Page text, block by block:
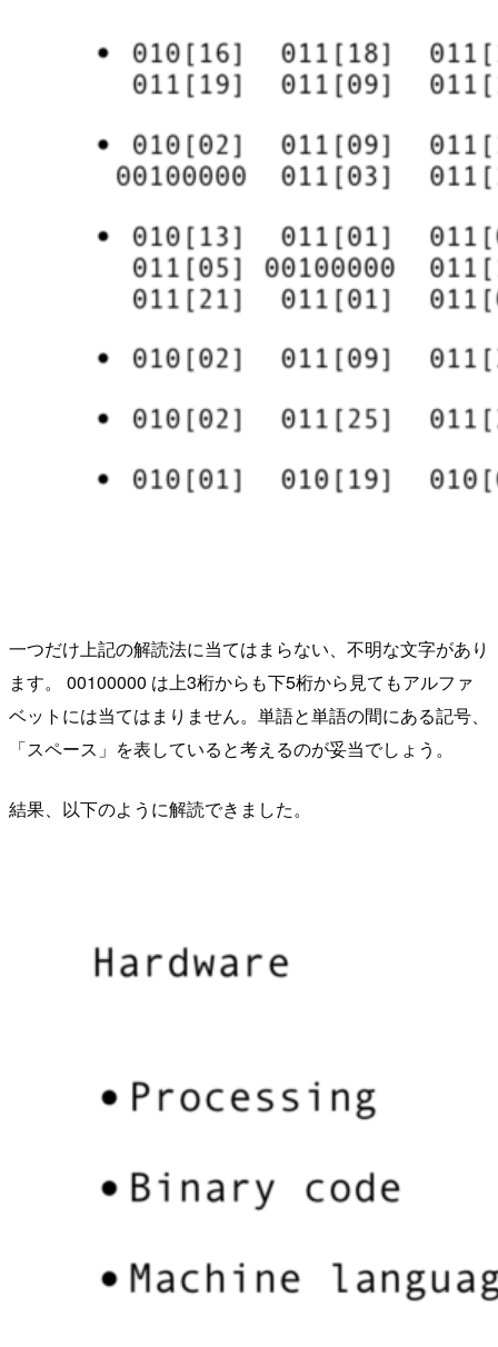
一つだけ上記の解読法に当てはまらない、不明な文字があり
ます。 00100000 は上3桁からも下5桁から見てもアルファ
ベットには当てはまりません。単語と単語の間にある記号、
「スペース」を表していると考えるのが妥当でしょう。
結果、以下のように解読できました。